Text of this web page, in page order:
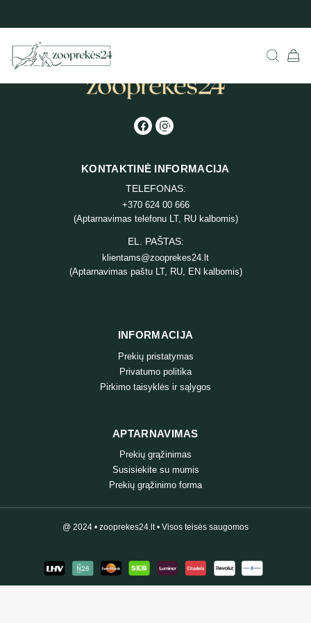
KONTAKTINĖ INFORMACIJA
TELEFONAS:
+370 624 00 666
(Aptarnavimas telefonu LT, RU kalbomis)
EL. PAŠTAS:
klientams@zooprekes24.lt
(Aptarnavimas paštu LT, RU, EN kalbomis)
INFORMACIJA
Prekių pristatymas
Privatumo politika
Pirkimo taisyklės ir sąlygos
APTARNAVIMAS
Prekių grąžinimas
Susisiekite su mumis
Prekių grąžinimo forma
@ 2024 • zooprekes24.lt • Visos teisės saugomos